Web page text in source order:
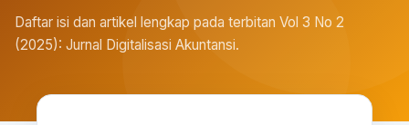
Daftar isi dan artikel lengkap pada terbitan Vol 3 No 2
(2025): Jurnal Digitalisasi Akuntansi.